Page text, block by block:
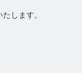
します。